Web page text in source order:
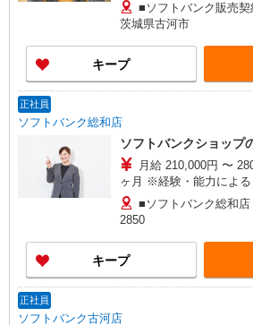
■ソフトバンク販売契
茨城県古河市
キープ
正社員
ソフトバンク総和店
ソフトバンクショップ
月給 210,000円 〜
ヶ月 ※経験・能力による 【試用期間】月給
210000 円 〜 280000 円
■ソフトバンク総和
2850
キープ
正社員
ソフトバンク古河店